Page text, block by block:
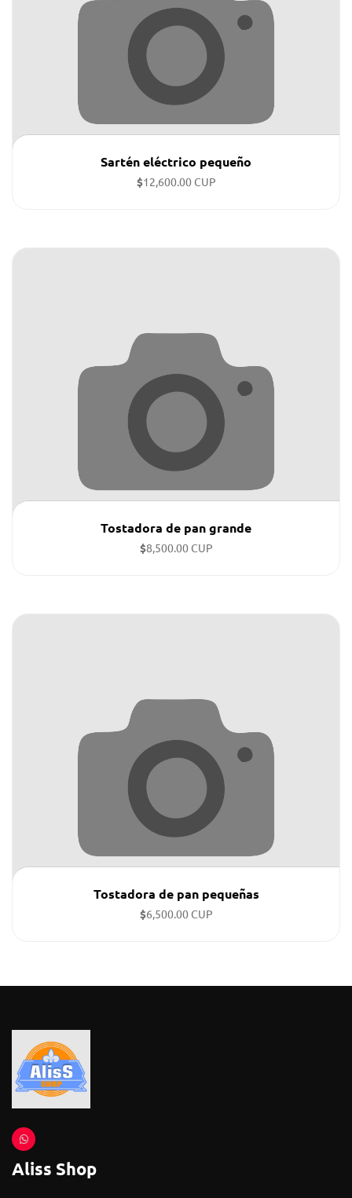
Sartén eléctrico pequeño
$12,600.00 CUP
Tostadora de pan grande
$8,500.00 CUP
Tostadora de pan pequeñas
$6,500.00 CUP
Aliss Shop